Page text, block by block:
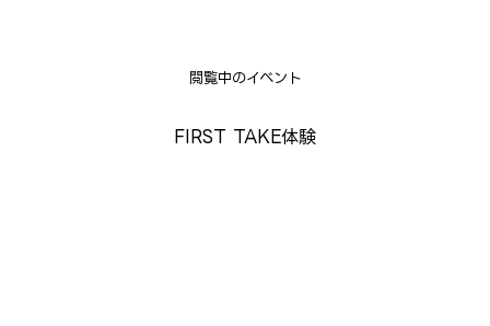
閲覧中のイベント
FIRST TAKE体験